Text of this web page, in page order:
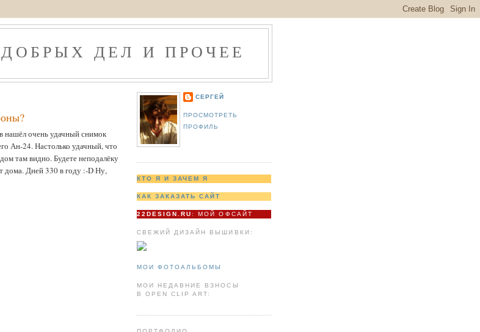
ДЕЛ И ПРОЧЕЕ
нашёл очень удачный снимок
Ан-24. Настолько удачный, что
там видно. Будете неподалёку
дома. Дней 330 в году :-D Ну,
СЕРГЕЙ
ПРОСМОТРЕТЬ
ПРОФИЛЬ
КТО Я И ЗАЧЕМ Я
КАК ЗАКАЗАТЬ САЙТ
22DESIGN.RU : МОЙ ОФСАЙТ
СВЕЖИЙ ДИЗАЙН ВЫШИВКИ:
МОИ ФОТОАЛЬБОМЫ
МОИ НЕДАВНИЕ ВЗНОСЫ
В OPEN CLIP ART: